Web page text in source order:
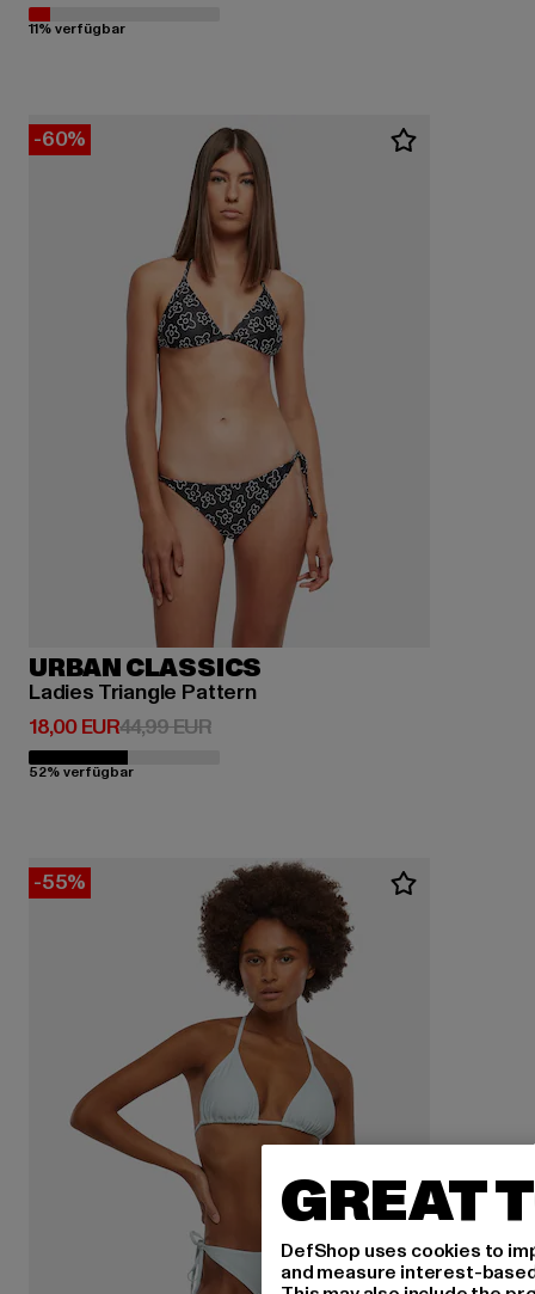
11% verfügbar
-60%
URBAN CLASSICS
Ladies Triangle Pattern
18,00 EUR
Derzeitiger Preis: 18,00 EUR
44,99 EURAktionspreis: 44,99 EUR
52% verfügbar
-55%
GREAT
DefShop uses cookies to
and measure interest-